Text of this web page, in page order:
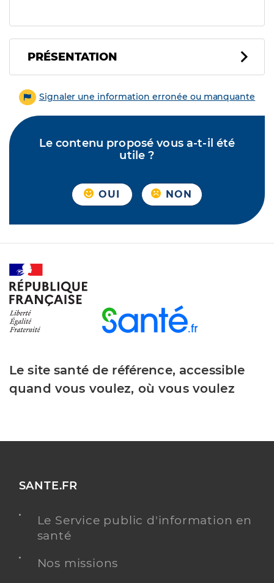
PRÉSENTATION
Signaler une information erronée ou manquante
Le contenu proposé vous a-t-il été
utile ?
OUI NON
Le site santé de référence, accessible
quand vous voulez, où vous voulez
SANTE.FR
Le Service public d'information en
santé
Nos missions